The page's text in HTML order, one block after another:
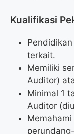
Kualifikasi
terkait.
Memiliki
Auditor)
Minimal 1
Auditor